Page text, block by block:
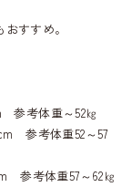
すすめ。
参考体重～52㎏
参考体重52～57
参考体重57～62㎏